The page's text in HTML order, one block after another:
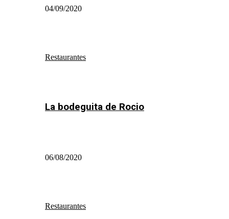
04/09/2020
Restaurantes
La bodeguita de Rocio
06/08/2020
Restaurantes